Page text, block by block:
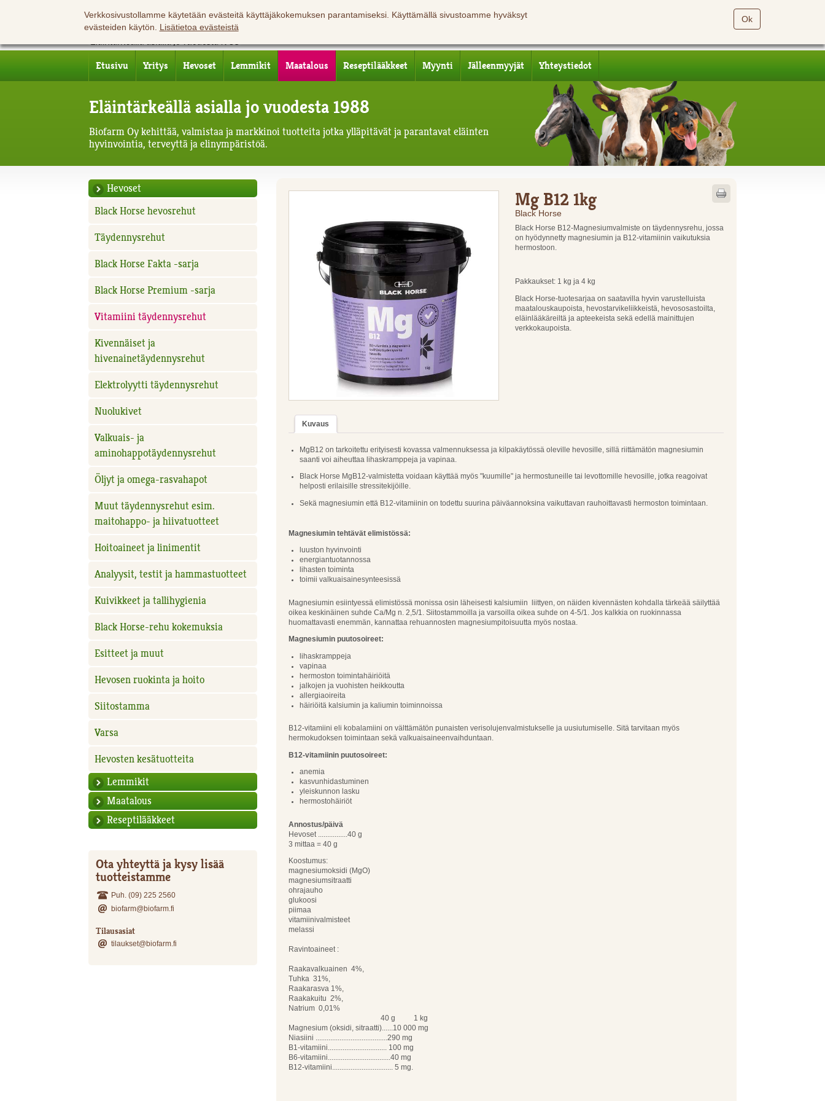
Verkkosivustollamme käytetään evästeitä käyttäjäkokemuksen parantamiseksi. Käyttämällä sivustoamme hyväksyt
evästeiden käytön. Lisätietoa evästeistä
Ok
Etusivu Yritys Hevoset Lemmikit Maatalous Reseptilääkkeet Myynti Jälleenmyyjät Yhteystiedot
Eläintärkeällä asialla jo vuodesta 1988
Biofarm Oy kehittää, valmistaa ja markkinoi tuotteita jotka ylläpitävät ja parantavat eläinten
hyvinvointia, terveyttä ja elinympäristöä.
Hevoset
Black Horse hevosrehut
Täydennysrehut
Black Horse Fakta -sarja
Black Horse Premium -sarja
Vitamiini täydennysrehut
Kivennäiset ja
hivenainetäydennysrehut
Elektrolyytti täydennysrehut
Nuolukivet
Valkuais- ja
aminohappotäydennysrehut
Öljyt ja omega-rasvahapot
Muut täydennysrehut esim.
maitohappo- ja hiivatuotteet
Hoitoaineet ja linimentit
Analyysit, testit ja hammastuotteet
Kuivikkeet ja tallihygienia
Black Horse-rehu kokemuksia
Esitteet ja muut
Hevosen ruokinta ja hoito
Siitostamma
Varsa
Hevosten kesätuotteita
Lemmikit
Maatalous
Reseptilääkkeet
Mg B12 1kg
Black Horse
Black Horse B12-Magnesiumvalmiste on täydennysrehu, jossa
on hyödynnetty magnesiumin ja B12-vitamiinin vaikutuksia
hermostoon.
Pakkaukset: 1 kg ja 4 kg
Black Horse-tuotesarjaa on saatavilla hyvin varustelluista
maatalouskaupoista, hevostarvikeliikkeistä, hevososastoilta,
eläinlääkäreiltä ja apteekeista sekä edellä mainittujen
verkkokaupoista.
Kuvaus
MgB12 on tarkoitettu erityisesti kovassa valmennuksessa ja kilpakäytössä oleville hevosille, sillä riittämätön magnesiumin
saanti voi aiheuttaa lihaskramppeja ja vapinaa.
Black Horse MgB12-valmistetta voidaan käyttää myös "kuumille" ja hermostuneille tai levottomille hevosille, jotka reagoivat
helposti erilaisille stressitekijöille.
Sekä magnesiumin että B12-vitamiinin on todettu suurina päiväannoksina vaikuttavan rauhoittavasti hermoston toimintaan.
Magnesiumin tehtävät elimistössä:
luuston hyvinvointi
energiantuotannossa
lihasten toiminta
toimii valkuaisainesynteesissä
Magnesiumin esiintyessä elimistössä monissa osin läheisesti kalsiumiin liittyen, on näiden kivennästen kohdalla tärkeää säilyttää
oikea keskinäinen suhde Ca/Mg n. 2,5/1. Siitostammoilla ja varsoilla oikea suhde on 4-5/1. Jos kalkkia on ruokinnassa
huomattavasti enemmän, kannattaa rehuannosten magnesiumpitoisuutta myös nostaa.
Magnesiumin puutosoireet:
lihaskramppeja
vapinaa
hermoston toimintahäiriöitä
jalkojen ja vuohisten heikkoutta
allergiaoireita
häiriöitä kalsiumin ja kaliumin toiminnoissa
B12-vitamiini eli kobalamiini on välttämätön punaisten verisolujenvalmistukselle ja uusiutumiselle. Sitä tarvitaan myös
hermokudoksen toimintaan sekä valkuaisaineenvaihduntaan.
B12-vitamiinin puutosoireet:
anemia
kasvunhidastuminen
yleiskunnon lasku
hermostohäiriöt
Annostus/päivä
Hevoset ................40 g
3 mittaa = 40 g
Koostumus:
magnesiumoksidi (MgO)
magnesiumsitraatti
ohrajauho
glukoosi
piimaa
vitamiinivalmisteet
melassi
Ravintoaineet :
Raakavalkuainen 4%,
Tuhka 31%,
Raakarasva 1%,
Raakakuitu 2%,
Natrium 0,01%
40 g 1 kg
Magnesium (oksidi, sitraatti)......10 000 mg
Niasiini .......................................290 mg
B1-vitamiini................................ 100 mg
B6-vitamiini..................................40 mg
B12-vitamiini................................. 5 mg.
Ota yhteyttä ja kysy lisää
tuotteistamme
Puh. (09) 225 2560
biofarm@biofarm.fi
Tilausasiat
tilaukset@biofarm.fi